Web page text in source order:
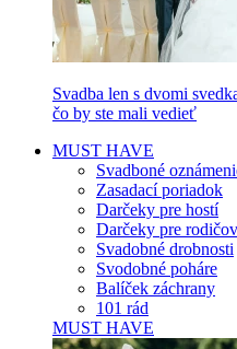
Svadba len s dvomi
čo by ste mali vedieť
MUST HAVE
Svadboné
Zasadací poriadok
Darčeky pre hostí
Darčeky pre rodičov
Svadobné drobnosti
Svodobné poháre
Balíček záchrany
101 rád
MUST HAVE